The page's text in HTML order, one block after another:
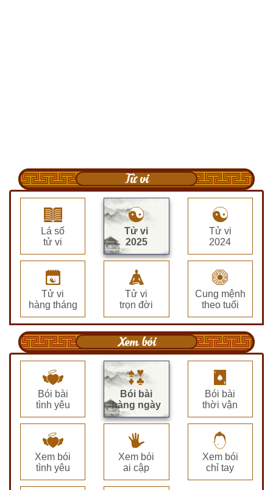
Tử vi
Lá số
tử vi
Tử vi
2025
Tử vi
2024
Tử vi
hàng tháng
Tử vi
trọn đời
Cung mệnh
theo tuổi
Xem bói
Bói bài
tình yêu
Bói bài
hàng ngày
Bói bài
thời vận
Xem bói
tình yêu
Xem bói
ai cập
Xem bói
chỉ tay